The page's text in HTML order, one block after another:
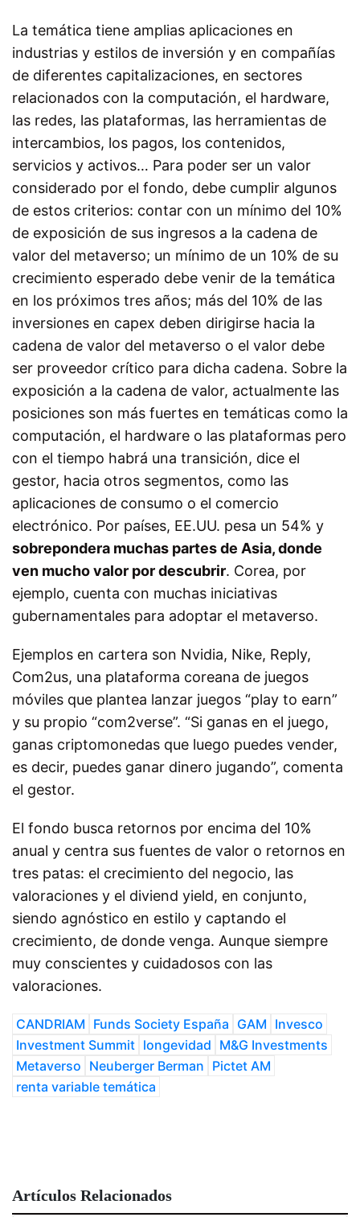
La temática tiene amplias aplicaciones en
industrias y estilos de inversión y en compañías
de diferentes capitalizaciones, en sectores
relacionados con la computación, el hardware,
las redes, las plataformas, las herramientas de
intercambios, los pagos, los contenidos,
servicios y activos… Para poder ser un valor
considerado por el fondo, debe cumplir algunos
de estos criterios: contar con un mínimo del 10%
de exposición de sus ingresos a la cadena de
valor del metaverso; un mínimo de un 10% de su
crecimiento esperado debe venir de la temática
en los próximos tres años; más del 10% de las
inversiones en capex deben dirigirse hacia la
cadena de valor del metaverso o el valor debe
ser proveedor crítico para dicha cadena. Sobre la
exposición a la cadena de valor, actualmente las
posiciones son más fuertes en temáticas como la
computación, el hardware o las plataformas pero
con el tiempo habrá una transición, dice el
gestor, hacia otros segmentos, como las
aplicaciones de consumo o el comercio
electrónico. Por países, EE.UU. pesa un 54% y
sobrepondera muchas partes de Asia, donde
ven mucho valor por descubrir. Corea, por
ejemplo, cuenta con muchas iniciativas
gubernamentales para adoptar el metaverso.
Ejemplos en cartera son Nvidia, Nike, Reply,
Com2us, una plataforma coreana de juegos
móviles que plantea lanzar juegos “play to earn”
y su propio “com2verse”. “Si ganas en el juego,
ganas criptomonedas que luego puedes vender,
es decir, puedes ganar dinero jugando”, comenta
el gestor.
El fondo busca retornos por encima del 10%
anual y centra sus fuentes de valor o retornos en
tres patas: el crecimiento del negocio, las
valoraciones y el diviend yield, en conjunto,
siendo agnóstico en estilo y captando el
crecimiento, de donde venga. Aunque siempre
muy conscientes y cuidadosos con las
valoraciones.
CANDRIAM Funds Society España GAM Invesco
Investment Summit longevidad M&G Investments
Metaverso Neuberger Berman Pictet AM
renta variable temática
Artículos Relacionados